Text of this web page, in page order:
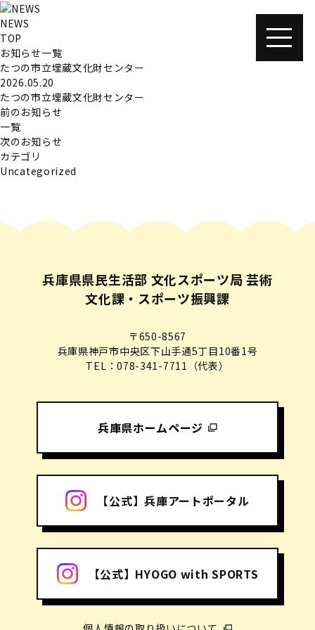
NEWS
TOP
お知らせ一覧
たつの市立埋蔵文化財センター
2026.05.20
たつの市立埋蔵文化財センター
前のお知らせ
一覧
次のお知らせ
カテゴリ
Uncategorized
兵庫県県民生活部 文化スポーツ局 芸術
文化課・スポーツ振興課
〒650-8567
兵庫県神戸市中央区下山手通5丁目10番1号
TEL：078-341-7711（代表）
兵庫県ホームページ
【公式】兵庫アートポータル
【公式】HYOGO with SPORTS